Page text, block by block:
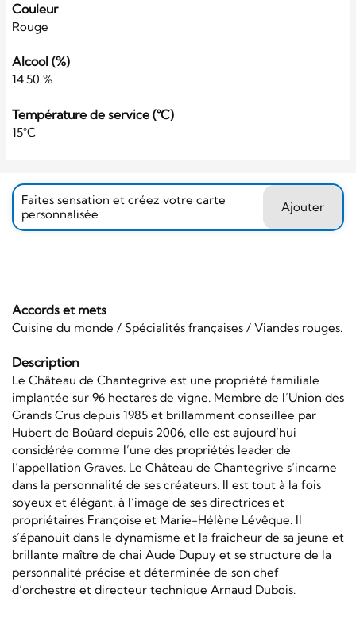
Couleur
Rouge
Alcool (%)
14.50 %
Température de service (°C)
15°C
Faites sensation et créez votre carte
personnalisée
Ajouter
Accords et mets
Cuisine du monde / Spécialités françaises / Viandes rouges.
Description
Le Château de Chantegrive est une propriété familiale
implantée sur 96 hectares de vigne. Membre de l’Union des
Grands Crus depuis 1985 et brillamment conseillée par
Hubert de Boûard depuis 2006, elle est aujourd’hui
considérée comme l’une des propriétés leader de
l’appellation Graves. Le Château de Chantegrive s’incarne
dans la personnalité de ses créateurs. Il est tout à la fois
soyeux et élégant, à l’image de ses directrices et
propriétaires Françoise et Marie-Hélène Lévêque. Il
s’épanouit dans le dynamisme et la fraicheur de sa jeune et
brillante maître de chai Aude Dupuy et se structure de la
personnalité précise et déterminée de son chef
d’orchestre et directeur technique Arnaud Dubois.